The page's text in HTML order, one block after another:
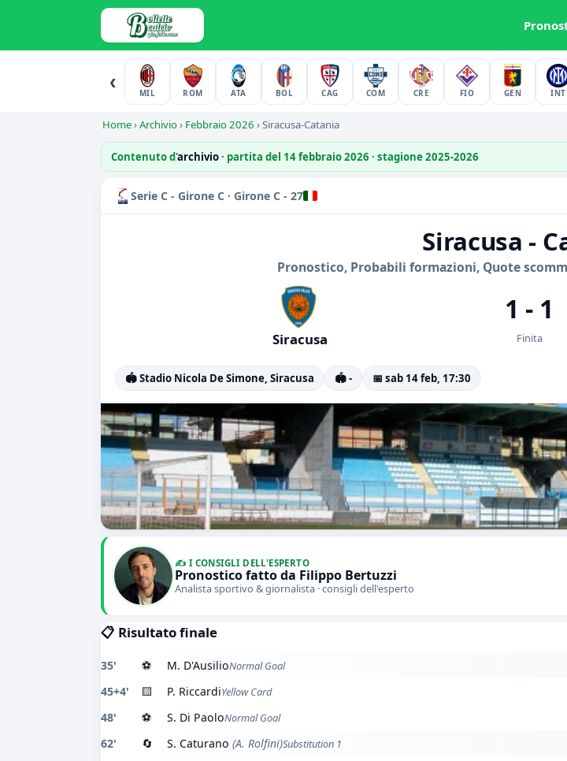
‹
MIL ROM ATA BOL CAG COM CRE FIO GEN INT
Home›Archivio› Febbraio 2026 ›Siracusa-Catania
Contenuto d'archivio· partita del 14 febbraio 2026 · stagione 2025-2026
Serie C - Girone C · Girone C - 27
Siracusa -
Pronostico, Probabili formazioni, Quote
Siracusa
1 - 1
Finita
🏟️ Stadio Nicola De Simone, Siracusa 🏟️ - 📅 sab 14 feb, 17:30
✍️ I CONSIGLI DELL'ESPERTO
Pronostico fatto da Filippo Bertuzzi
Analista sportivo & giornalista · consigli dell'esperto
📋 Risultato finale
35' ⚽ M. D'AusilioNormal Goal
45+4' 🟨 P. RiccardiYellow Card
48' ⚽ S. Di PaoloNormal Goal
62' 🔄 S. Caturano (A. Rolfini)Substitution 1